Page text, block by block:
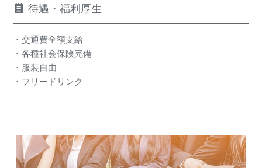
待遇・福利厚生
・交通費全額支給
・各種社会保険完備
・服装自由
・フリードリンク